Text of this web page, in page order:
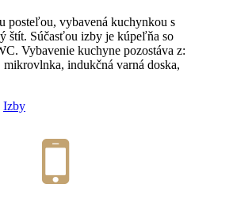
posteľou, vybavená kuchynkou s
štít. Súčasťou izby je kúpeľňa so
Vybavenie kuchyne pozostáva z:
indukčná varná doska,
Izby